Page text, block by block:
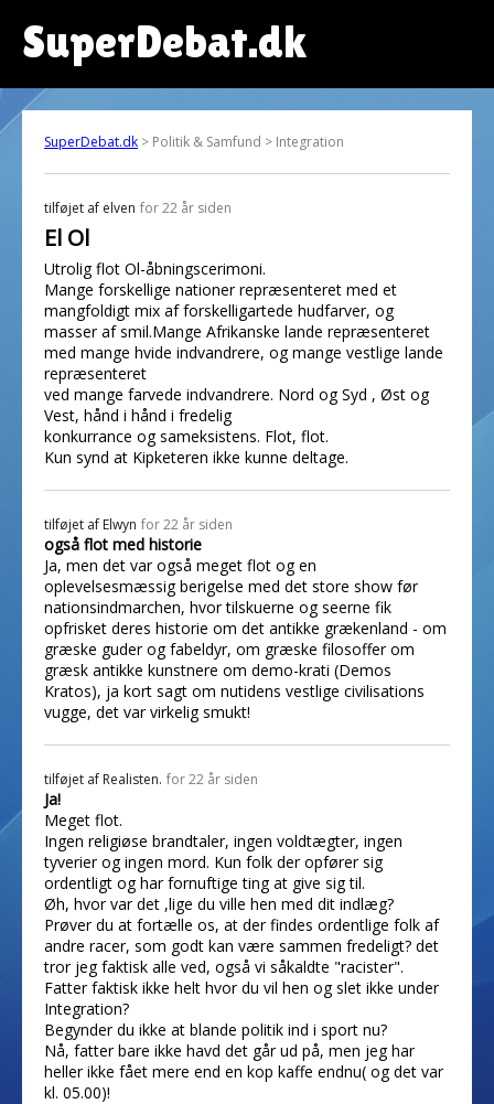
SuperDebat.dk
SuperDebat.dk > Politik & Samfund > Integration
tilføjet af elven for 22 år siden
El Ol
Utrolig flot Ol-åbningscerimoni.
Mange forskellige nationer repræsenteret med et
mangfoldigt mix af forskelligartede hudfarver, og
masser af smil.Mange Afrikanske lande repræsenteret
med mange hvide indvandrere, og mange vestlige lande
repræsenteret
ved mange farvede indvandrere. Nord og Syd , Øst og
Vest, hånd i hånd i fredelig
konkurrance og sameksistens. Flot, flot.
Kun synd at Kipketeren ikke kunne deltage.
tilføjet af Elwyn for 22 år siden
også flot med historie
Ja, men det var også meget flot og en
oplevelsesmæssig berigelse med det store show før
nationsindmarchen, hvor tilskuerne og seerne fik
opfrisket deres historie om det antikke grækenland - om
græske guder og fabeldyr, om græske filosoffer om
græsk antikke kunstnere om demo-krati (Demos
Kratos), ja kort sagt om nutidens vestlige civilisations
vugge, det var virkelig smukt!
tilføjet af Realisten. for 22 år siden
Ja!
Meget flot.
Ingen religiøse brandtaler, ingen voldtægter, ingen
tyverier og ingen mord. Kun folk der opfører sig
ordentligt og har fornuftige ting at give sig til.
Øh, hvor var det ,lige du ville hen med dit indlæg?
Prøver du at fortælle os, at der findes ordentlige folk af
andre racer, som godt kan være sammen fredeligt? det
tror jeg faktisk alle ved, også vi såkaldte "racister".
Fatter faktisk ikke helt hvor du vil hen og slet ikke under
Integration?
Begynder du ikke at blande politik ind i sport nu?
Nå, fatter bare ikke havd det går ud på, men jeg har
heller ikke fået mere end en kop kaffe endnu( og det var
kl. 05.00)!